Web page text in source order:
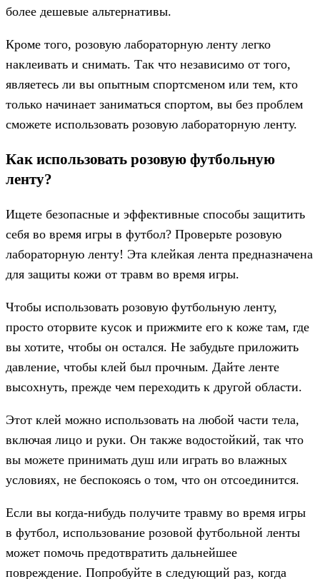
более дешевые альтернативы.
Кроме того, розовую лабораторную ленту легко
наклеивать и снимать. Так что независимо от того,
являетесь ли вы опытным спортсменом или тем, кто
только начинает заниматься спортом, вы без проблем
сможете использовать розовую лабораторную ленту.
Как использовать розовую футбольную
ленту?
Ищете безопасные и эффективные способы защитить
себя во время игры в футбол? Проверьте розовую
лабораторную ленту! Эта клейкая лента предназначена
для защиты кожи от травм во время игры.
Чтобы использовать розовую футбольную ленту,
просто оторвите кусок и прижмите его к коже там, где
вы хотите, чтобы он остался. Не забудьте приложить
давление, чтобы клей был прочным. Дайте ленте
высохнуть, прежде чем переходить к другой области.
Этот клей можно использовать на любой части тела,
включая лицо и руки. Он также водостойкий, так что
вы можете принимать душ или играть во влажных
условиях, не беспокоясь о том, что он отсоединится.
Если вы когда-нибудь получите травму во время игры
в футбол, использование розовой футбольной ленты
может помочь предотвратить дальнейшее
повреждение. Попробуйте в следующий раз, когда